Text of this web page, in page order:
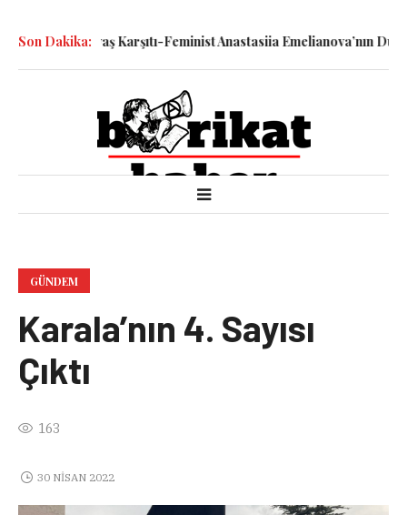
Son Dakika:
Savaş Karşıtı-Feminist Anastasiia Emelianova’nın
GÜNDEM
Karala’nın 4. Sayısı
Çıktı
163
30 NISAN 2022